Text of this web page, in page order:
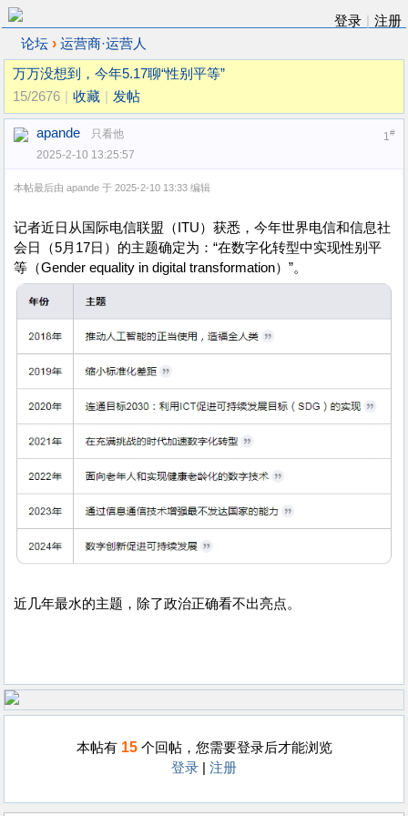
登录
注册
论坛 › 运营商·运营人
万万没想到，今年5.17聊“性别平等”
15/2676
收藏 发帖
1#
apande
只看他
2025-2-10 13:25:57
本帖最后由 apande 于 2025-2-10 13:33 编辑
记者近日从国际电信联盟（ITU）获悉，今年世界电信和信息社
会日（5月17日）的主题确定为：“在数字化转型中实现性别平
等（Gender equality in digital transformation）”。
近几年最水的主题，除了政治正确看不出亮点。
本帖有 15个回帖，您需要登录后才能浏览
登录
注册